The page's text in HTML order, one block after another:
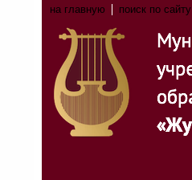
на главную поиск по сайту